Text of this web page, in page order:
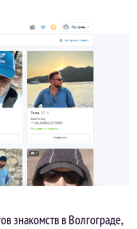
знакомств в Волгограде,